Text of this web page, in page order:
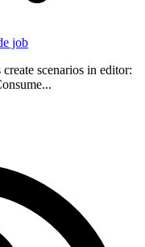
job
scenarios in editor: